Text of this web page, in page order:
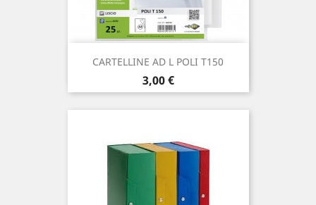
CARTELLINE AD L POLI T150
Prezzo
3,00 €